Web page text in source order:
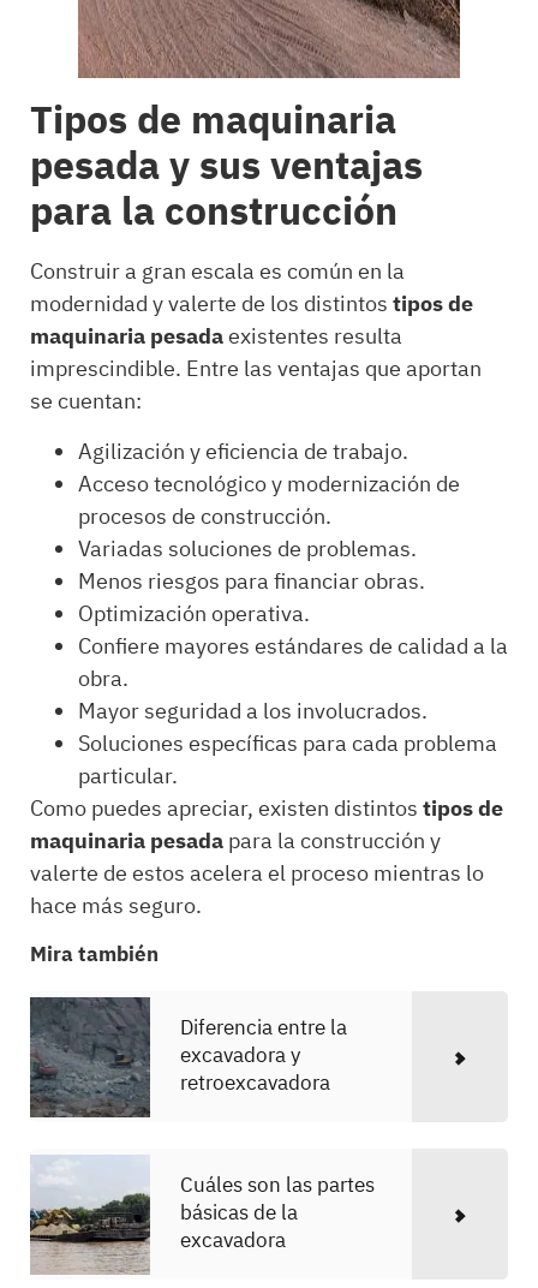
Tipos de maquinaria
pesada y sus ventajas
para la construcción
Construir a gran escala es común en la
modernidad y valerte de los distintostipos de
maquinaria pesadaexistentes resulta
imprescindible. Entre las ventajas que aportan
se cuentan:
Agilización y eficiencia de trabajo.
Acceso tecnológico y modernización de
procesos de construcción.
Variadas soluciones de problemas.
Menos riesgos para financiar obras.
Optimización operativa.
Confiere mayores estándares de calidad a la
obra.
Mayor seguridad a los involucrados.
Soluciones específicas para cada problema
particular.
Como puedes apreciar, existen distintostipos de
maquinaria pesadapara la construcción y
valerte de estos acelera el proceso mientras lo
hace más seguro.
Mira también
Diferencia entre la
excavadora y
retroexcavadora
Cuáles son las partes
básicas de la
excavadora